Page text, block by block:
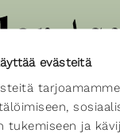
evästeitä
tukemiseen ja